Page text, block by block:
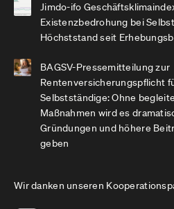
Jimdo-ifo
Existenzbedrohung bei
Höchststand seit
BAGSV-Pressemitteilung zur
Rentenversicherungspflicht
Selbstständige: Ohne
Maßnahmen wird es
Gründungen und höhere
geben
Wir danken unseren